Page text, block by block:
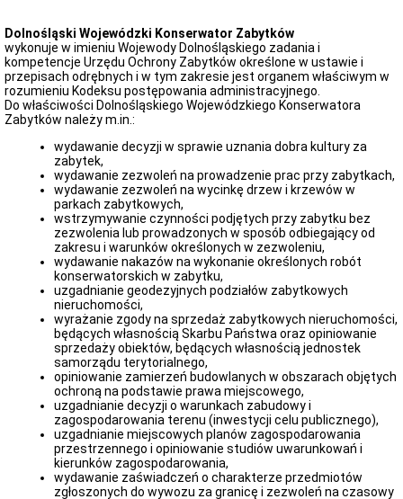
zawiadomienia
-
rejestr
zabytków
Obwieszczenia
-
Wojewódzka
Ewidencja
Zabytków
Zawiadomienia-
Wojewódzka
Ewidencja
Zabytków
Obwieszczenia-
pozwolenia
Obwieszczenia-
decyzje
warunkach
zabudowy
publicznego
Obwieszczenia
uzgodnienia
Obwieszczenia-
rozprawy
Dolnośląski Wojewódzki Konserwator Zabytków
wykonuje w imieniu Wojewody Dolnośląskiego zadania i
kompetencje Urzędu Ochrony Zabytków określone w ustawie i
przepisach odrębnych i w tym zakresie jest organem właściwym w
rozumieniu Kodeksu postępowania administracyjnego.
Do właściwości Dolnośląskiego Wojewódzkiego Konserwatora
Zabytków należy m.in.:
wydawanie decyzji w sprawie uznania dobra kultury za
zabytek,
wydawanie zezwoleń na prowadzenie prac przy zabytkach,
wydawanie zezwoleń na wycinkę drzew i krzewów w
parkach zabytkowych,
wstrzymywanie czynności podjętych przy zabytku bez
zezwolenia lub prowadzonych w sposób odbiegający od
zakresu i warunków określonych w zezwoleniu,
wydawanie nakazów na wykonanie określonych robót
konserwatorskich w zabytku,
uzgadnianie geodezyjnych podziałów zabytkowych
nieruchomości,
wyrażanie zgody na sprzedaż zabytkowych nieruchomości,
będących własnością Skarbu Państwa oraz opiniowanie
sprzedaży obiektów, będących własnością jednostek
samorządu terytorialnego,
opiniowanie zamierzeń budowlanych w obszarach objętych
ochroną na podstawie prawa miejscowego,
uzgadnianie decyzji o warunkach zabudowy i
zagospodarowania terenu (inwestycji celu publicznego),
uzgadnianie miejscowych planów zagospodarowania
przestrzennego i opiniowanie studiów uwarunkowań i
kierunków zagospodarowania,
wydawanie zaświadczeń o charakterze przedmiotów
zgłoszonych do wywozu za granicę i zezwoleń na czasowy